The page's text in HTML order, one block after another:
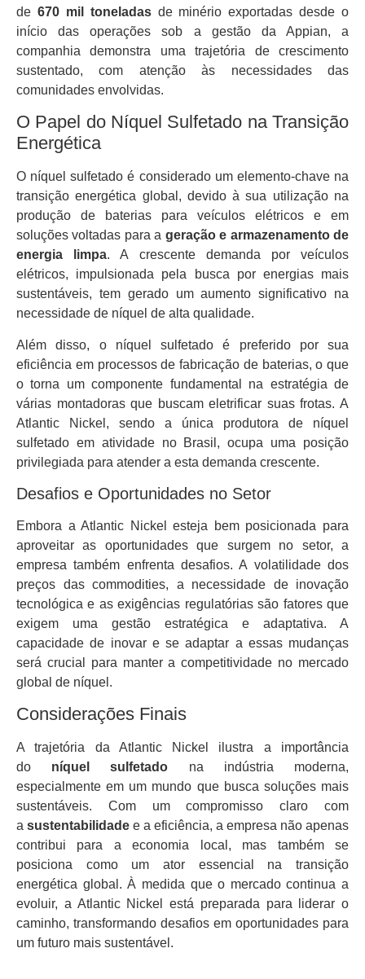
de 670 mil toneladasde minério exportadas desde o
início das operações sob a gestão da Appian, a
companhia demonstra uma trajetória de crescimento
sustentado, com atenção às necessidades das
comunidades envolvidas.
O Papel do Níquel Sulfetado na Transição
Energética
O níquel sulfetado é considerado um elemento-chave na
transição energética global, devido à sua utilização na
produção de baterias para veículos elétricos e em
soluções voltadas para a geração e armazenamento de
energia limpa. A crescente demanda por veículos
elétricos, impulsionada pela busca por energias mais
sustentáveis, tem gerado um aumento significativo na
necessidade de níquel de alta qualidade.
Além disso, o níquel sulfetado é preferido por sua
eficiência em processos de fabricação de baterias, o que
o torna um componente fundamental na estratégia de
várias montadoras que buscam eletrificar suas frotas. A
Atlantic Nickel, sendo a única produtora de níquel
sulfetado em atividade no Brasil, ocupa uma posição
privilegiada para atender a esta demanda crescente.
Desafios e Oportunidades no Setor
Embora a Atlantic Nickel esteja bem posicionada para
aproveitar as oportunidades que surgem no setor, a
empresa também enfrenta desafios. A volatilidade dos
preços das commodities, a necessidade de inovação
tecnológica e as exigências regulatórias são fatores que
exigem uma gestão estratégica e adaptativa. A
capacidade de inovar e se adaptar a essas mudanças
será crucial para manter a competitividade no mercado
global de níquel.
Considerações Finais
A trajetória da Atlantic Nickel ilustra a importância
do níquel sulfetado na indústria moderna,
especialmente em um mundo que busca soluções mais
sustentáveis. Com um compromisso claro com
a sustentabilidade e a eficiência, a empresa não apenas
contribui para a economia local, mas também se
posiciona como um ator essencial na transição
energética global. À medida que o mercado continua a
evoluir, a Atlantic Nickel está preparada para liderar o
caminho, transformando desafios em oportunidades para
um futuro mais sustentável.